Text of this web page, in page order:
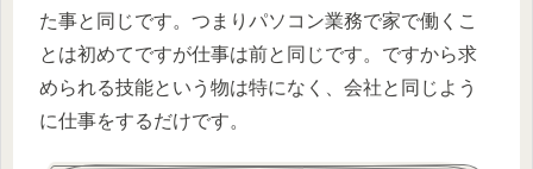
た事と同じです。つまりパソコン業務で家で働くこ
とは初めてですが仕事は前と同じです。ですから求
められる技能という物は特になく、会社と同じよう
に仕事をするだけです。